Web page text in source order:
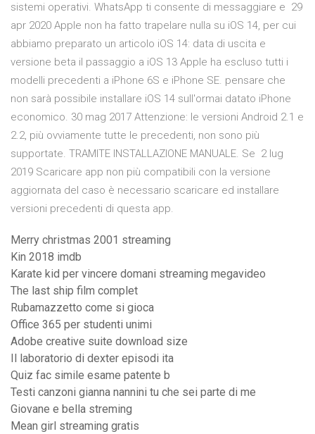
sistemi operativi. WhatsApp ti consente di messaggiare e 29
apr 2020 Apple non ha fatto trapelare nulla su iOS 14, per cui
abbiamo preparato un articolo iOS 14: data di uscita e
versione beta il passaggio a iOS 13 Apple ha escluso tutti i
modelli precedenti a iPhone 6S e iPhone SE. pensare che
non sarà possibile installare iOS 14 sull'ormai datato iPhone
economico. 30 mag 2017 Attenzione: le versioni Android 2.1 e
2.2, più ovviamente tutte le precedenti, non sono più
supportate. TRAMITE INSTALLAZIONE MANUALE. Se 2 lug
2019 Scaricare app non più compatibili con la versione
aggiornata del caso è necessario scaricare ed installare
versioni precedenti di questa app.
Merry christmas 2001 streaming
Kin 2018 imdb
Karate kid per vincere domani streaming megavideo
The last ship film complet
Rubamazzetto come si gioca
Office 365 per studenti unimi
Adobe creative suite download size
Il laboratorio di dexter episodi ita
Quiz fac simile esame patente b
Testi canzoni gianna nannini tu che sei parte di me
Giovane e bella streming
Mean girl streaming gratis